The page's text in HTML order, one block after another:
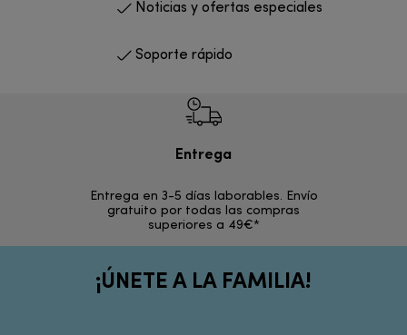
Noticias y ofertas especiales
Soporte rápido
Entrega
Entrega en 3-5 días laborables. Envío
gratuito por todas las compras
superiores a 49€*
¡ÚNETE A LA FAMILIA!